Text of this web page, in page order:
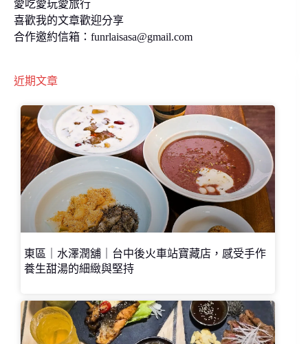
愛吃愛玩愛旅行
喜歡我的文章歡迎分享
合作邀約信箱： funrlaisasa@gmail.com
近期文章
東區｜水澤潤舖｜台中後火車站寶藏店，感受手作
養生甜湯的細緻與堅持